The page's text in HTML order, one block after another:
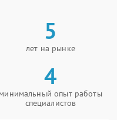
5
лет на рынке
4
минимальный опыт работы
специалистов